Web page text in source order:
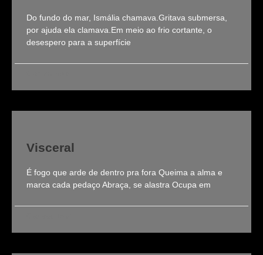
Do fundo do mar, Ismália chamava.Gritava submersa,
por ajuda ela clamava.Em meio ao frio cortante, o
desespero para a superfície
Visceral
É fogo que arde de dentro pra fora Queima a alma e
marca cada pedaço Abraça, se alastra Ocupa em